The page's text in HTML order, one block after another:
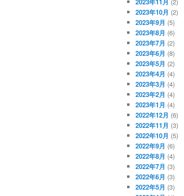
2023年10月 (2)
2023年9月 (5)
2023年8月 (6)
2023年7月 (2)
2023年6月 (8)
2023年5月 (2)
2023年4月 (4)
2023年3月 (4)
2023年2月 (4)
2023年1月 (4)
2022年12月 (6)
2022年11月 (3)
2022年10月 (5)
2022年9月 (6)
2022年8月 (4)
2022年7月 (3)
2022年6月 (3)
2022年5月 (3)